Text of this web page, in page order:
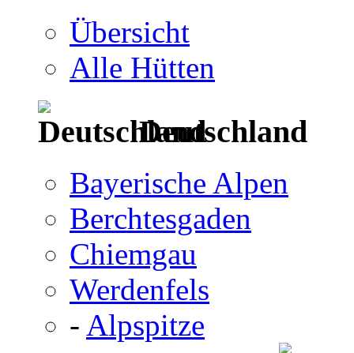
Übersicht
Alle Hütten
Deutschland
Bayerische Alpen
Berchtesgaden
Chiemgau
Werdenfels
- Alpspitze